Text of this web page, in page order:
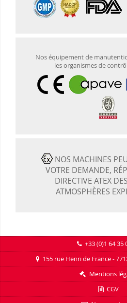
Nos équipement de
les organismes de
NOS MACHINES
VOTRE DEMANDE,
DIRECTIVE ATEX
ATMOSPHÈRES
+33 (0)1 64 35
155 rue Henri de France -
Mentions
CGV